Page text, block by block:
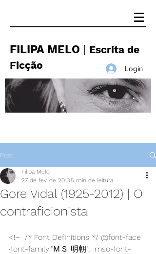
FILIPA MELO
Escrita de
Ficção
Login
Post
Gore Vidal (1925-2012) | O
contraficionista
Filipa Melo
27 de fev. de 20135 min de leitura
<!–  /* Font Definitions */ @font-face
{font-family:"ＭＳ 明朝";  mso-font-